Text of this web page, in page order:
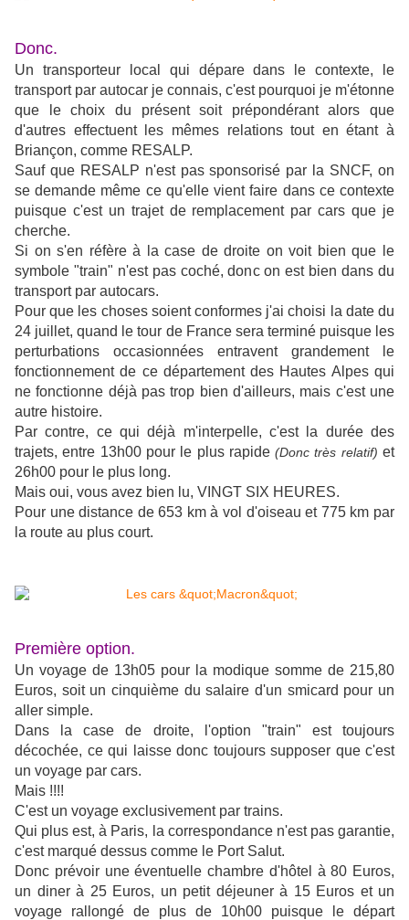
Donc.
Un transporteur local qui dépare dans le contexte, le
transport par autocar je connais, c'est pourquoi je m'étonne
que le choix du présent soit prépondérant alors que
d'autres effectuent les mêmes relations tout en étant à
Briançon, comme RESALP.
Sauf que RESALP n'est pas sponsorisé par la SNCF, on
se demande même ce qu'elle vient faire dans ce contexte
puisque c'est un trajet de remplacement par cars que je
cherche.
Si on s'en réfère à la case de droite on voit bien que le
symbole "train" n'est pas coché, donc on est bien dans du
transport par autocars.
Pour que les choses soient conformes j'ai choisi la date du
24 juillet, quand le tour de France sera terminé puisque les
perturbations occasionnées entravent grandement le
fonctionnement de ce département des Hautes Alpes qui
ne fonctionne déjà pas trop bien d'ailleurs, mais c'est une
autre histoire.
Par contre, ce qui déjà m'interpelle, c'est la durée des
trajets, entre 13h00 pour le plus rapide(Donc très relatif) et
26h00 pour le plus long.
Mais oui, vous avez bien lu, VINGT SIX HEURES.
Pour une distance de 653 km à vol d'oiseau et 775 km par
la route au plus court.
Première option.
Un voyage de 13h05 pour la modique somme de 215,80
Euros, soit un cinquième du salaire d'un smicard pour un
aller simple.
Dans la case de droite, l'option "train" est toujours
décochée, ce qui laisse donc toujours supposer que c'est
un voyage par cars.
Mais !!!!
C'est un voyage exclusivement par trains.
Qui plus est, à Paris, la correspondance n'est pas garantie,
c'est marqué dessus comme le Port Salut.
Donc prévoir une éventuelle chambre d'hôtel à 80 Euros,
un diner à 25 Euros, un petit déjeuner à 15 Euros et un
voyage rallongé de plus de 10h00 puisque le départ